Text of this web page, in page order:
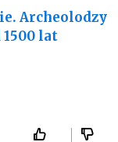
Archeolodzy
lat